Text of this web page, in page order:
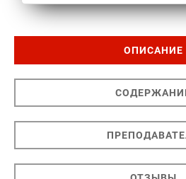
ОПИСАНИЕ